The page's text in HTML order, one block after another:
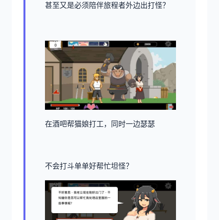
甚至又是必须陪伴旅程者外边出打怪？
在酒吧帮猫娘打工，同时一边瑟瑟
不会打斗单单好帮忙坦怪？